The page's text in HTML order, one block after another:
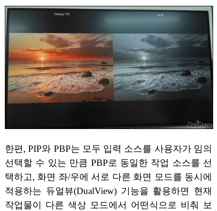
한편, PIP와 PBP는 모두 입력 소스를 사용자가 임의
선택할 수 있는 만큼 PBP로 동일한 작업 소스를 선
택하고, 화면 좌/우에 서로 다른 화면 모드를 동시에
적용하는 듀얼뷰(DualView) 기능을 활용하면 현재
작업물이 다른 색상 모드에서 어떤식으로 비춰 보